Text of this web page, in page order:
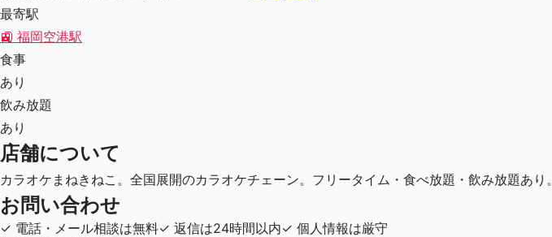
最寄駅
🚉 福岡空港駅
食事
あり
飲み放題
あり
店舗について
カラオケまねきねこ。全国展開のカラオケチェーン。フリータイム・食べ放題・飲み放題あり。
お問い合わせ
✓ 電話・メール相談は無料✓ 返信は24時間以内✓ 個人情報は厳守